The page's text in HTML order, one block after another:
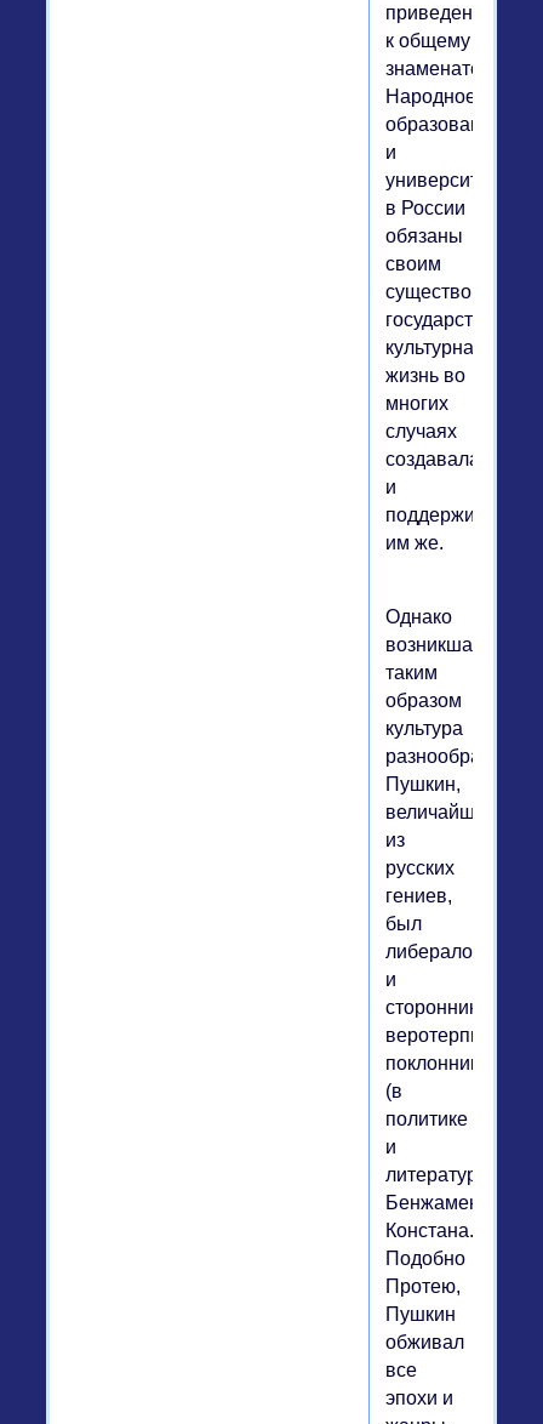
приведено
к общему
знаменателю).
Народное
образование
и
университеты
в России
обязаны
своим
существованием
государству,
культурная
жизнь во
многих
случаях
создавалась
и
поддерживалась
им же.
Однако
возникшая
таким
образом
культура
разнообразна.
Пушкин,
величайший
из
русских
гениев,
был
либералом
и
сторонником
веротерпимости,
поклонником
(в
политике
и
литературе)
Бенжамена
Констана.
Подобно
Протею,
Пушкин
обживал
все
эпохи и